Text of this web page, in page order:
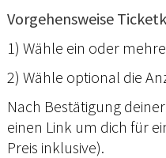
Vorgehensweise
1) Wähle ein oder
2) Wähle optional die
Nach Bestätigung
einen Link um dich für
Preis inklusive).